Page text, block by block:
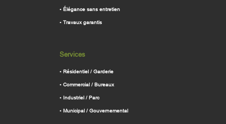
• Élégance sans entretien
• Travaux garantis
Services
• Résidentiel / Garderie
• Commercial / Bureaux
• Industriel / Parc
• Municipal / Gouvernemental